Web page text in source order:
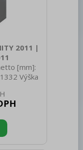
2011 |
[mm]:
Výška
Hloubka
[mm]:
Materiál:
Nerezové
Napájení: